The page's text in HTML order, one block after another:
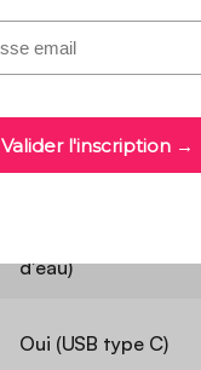
240 lm
d'eau)
Oui (USB type C)